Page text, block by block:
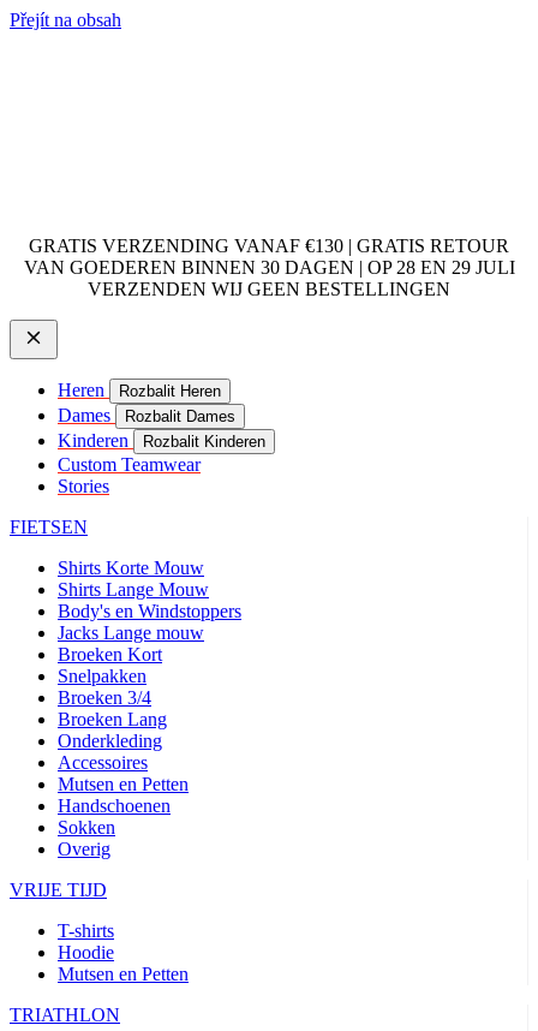
Přejít na obsah
GRATIS VERZENDING VANAF €130 | GRATIS RETOUR
VAN GOEDEREN BINNEN 30 DAGEN | OP 28 EN 29 JULI
VERZENDEN WIJ GEEN BESTELLINGEN
Heren Rozbalit Heren
Dames Rozbalit Dames
Kinderen Rozbalit Kinderen
Custom Teamwear
Stories
FIETSEN
Shirts Korte Mouw
Shirts Lange Mouw
Body's en Windstoppers
Jacks Lange mouw
Broeken Kort
Snelpakken
Broeken 3/4
Broeken Lang
Onderkleding
Accessoires
Mutsen en Petten
Handschoenen
Sokken
Overig
VRIJE TIJD
T-shirts
Hoodie
Mutsen en Petten
TRIATHLON